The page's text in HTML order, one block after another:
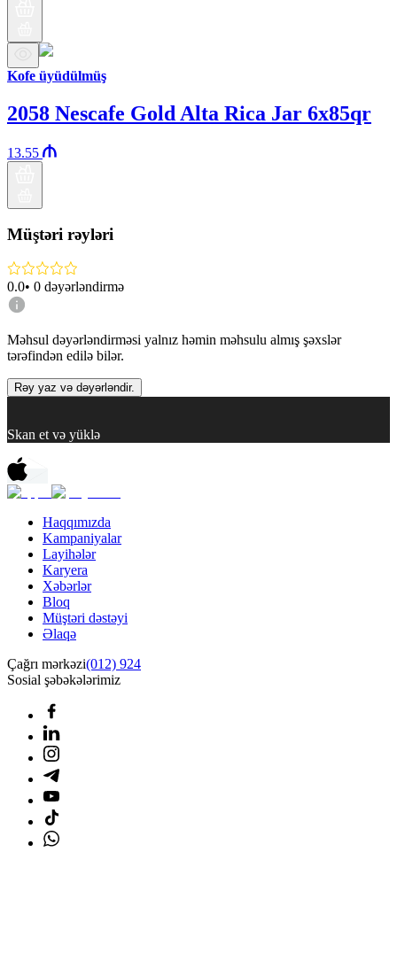
Kofe üyüdülmüş
2058 Nescafe Gold Alta Rica Jar 6x85qr
13.55
Müştəri rəyləri
0.0• 0 dəyərləndirmə
Məhsul dəyərləndirməsi yalnız həmin məhsulu almış şəxslər
tərəfindən edilə bilər.
Rəy yaz və dəyərləndir.
Skan et və yüklə
Haqqımızda
Kampaniyalar
Layihələr
Karyera
Xəbərlər
Bloq
Müştəri dəstəyi
Əlaqə
Çağrı mərkəzi(012) 924
Sosial şəbəkələrimiz